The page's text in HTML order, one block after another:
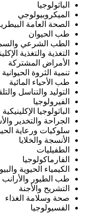
الباثولوجيا
الميكروبيولوجي
الصحة العامة
طب الحيوان
الطب الشرعي
التغذية والتغذية
الأمراض المشتركة
تنمية الثروة الحيوانية
طب الأحياء المائية
التوليد والتناسل
الفيرولوجيا
الباثولوجيا الإكلينيكية
الجراحة والتخدير
سلوكيات ورعاية
الأنسجة والخلايا
الطفيليات
الفارماكولوجيا
الكيمياء الحيوية
طب الطيور والأرانب
التشريح والأجنة
صحة وسلامة الغذاء
الفسيولوجيا